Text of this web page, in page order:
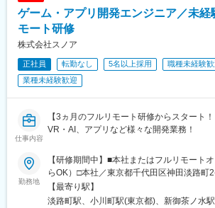
ゲーム・アプリ開発エンジニア／未経
モート研修
株式会社スノア
正社員 転勤なし 5名以上採用
職種未経験歓
業種未経験歓迎
仕事内容
【3ヵ月のフルリモート研修からスタート
VR・AI、アプリなど様々な開発業務！
勤務地
【研修期間中】■本社またはフルリモート
らOK）□本社／東京都千代田区神田淡路町
「小川町駅」より徒歩1分└東京メトロ丸ノ
徒歩2分└東京メトロ千代田線「新御茶ノ水
【最寄り駅】
淡路町駅、小川町駅(東京都)、新御茶ノ水駅